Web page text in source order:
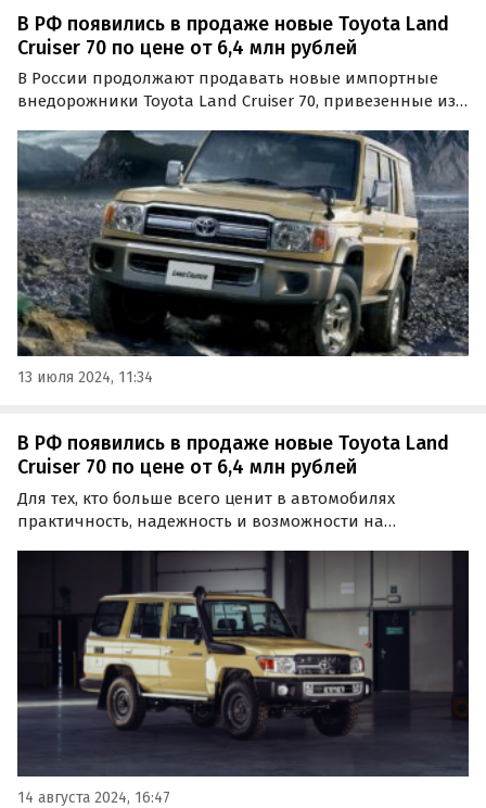
В РФ появились в продаже новые Toyota Land
Cruiser 70 по цене от 6,4 млн рублей
В России продолжают продавать новые импортные
внедорожники Toyota Land Cruiser 70, привезенные из-
на одном из классифайдов за последнее время
подросли и сейчас стартуют от 6 388 000 рублей, пишут…
13 июля 2024, 11:34
В РФ появились в продаже новые Toyota Land
Cruiser 70 по цене от 6,4 млн рублей
Для тех, кто больше всего ценит в автомобилях
практичность, надежность и возможности на
специализированные компании наладили поставки в
Россию новых Toyota Land Cruiser 70, которые
выпускаются уже четыре десятка лет.
14 августа 2024, 16:47